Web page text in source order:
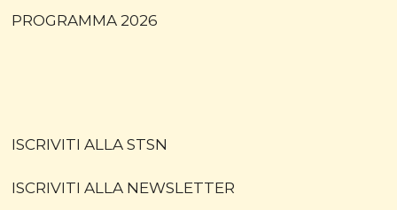
PROGRAMMA 2026
ISCRIVITI ALLA STSN
ISCRIVITI ALLA NEWSLETTER